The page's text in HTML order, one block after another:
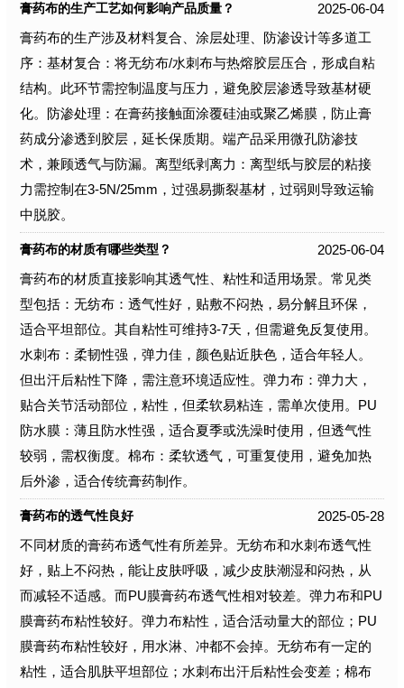
膏药布的生产工艺如何影响产品质量？
2025-06-04
膏药布的生产涉及材料复合、涂层处理、防渗设计等多道工
序：基材复合：将无纺布/水刺布与热熔胶层压合，形成自粘
结构。此环节需控制温度与压力，避免胶层渗透导致基材硬
化。防渗处理：在膏药接触面涂覆硅油或聚乙烯膜，防止膏
药成分渗透到胶层，延长保质期。端产品采用微孔防渗技
术，兼顾透气与防漏。离型纸剥离力：离型纸与胶层的粘接
力需控制在3-5N/25mm，过强易撕裂基材，过弱则导致运输
中脱胶。
膏药布的材质有哪些类型？
2025-06-04
膏药布的材质直接影响其透气性、粘性和适用场景。常见类
型包括：无纺布：透气性好，贴敷不闷热，易分解且环保，
适合平坦部位。其自粘性可维持3-7天，但需避免反复使用。
水刺布：柔韧性强，弹力佳，颜色贴近肤色，适合年轻人。
但出汗后粘性下降，需注意环境适应性。弹力布：弹力大，
贴合关节活动部位，粘性，但柔软易粘连，需单次使用。PU
防水膜：薄且防水性强，适合夏季或洗澡时使用，但透气性
较弱，需权衡度。棉布：柔软透气，可重复使用，避免加热
后外渗，适合传统膏药制作。
膏药布的透气性良好
2025-05-28
不同材质的膏药布透气性有所差异。无纺布和水刺布透气性
好，贴上不闷热，能让皮肤呼吸，减少皮肤潮湿和闷热，从
而减轻不适感。而PU膜膏药布透气性相对较差。弹力布和PU
膜膏药布粘性较好。弹力布粘性，适合活动量大的部位；PU
膜膏药布粘性较好，用水淋、冲都不会掉。无纺布有一定的
粘性，适合肌肤平坦部位；水刺布出汗后粘性会变差；棉布